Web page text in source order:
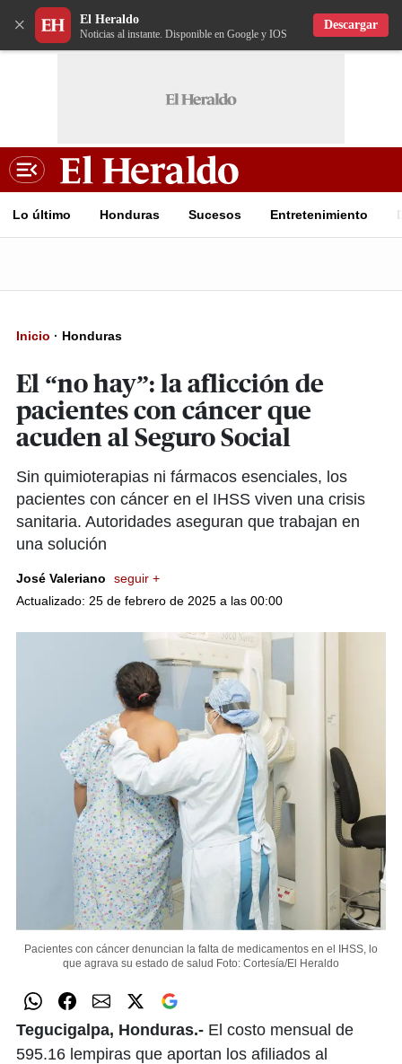
× El Heraldo
Noticias al instante. Disponible en Google y IOS
Descargar
Lo último Honduras Sucesos Entretenimiento
Inicio · Honduras
El “no hay”: la aflicción de
pacientes con cáncer que
acuden al Seguro Social
Sin quimioterapias ni fármacos esenciales, los
pacientes con cáncer en el IHSS viven una crisis
sanitaria. Autoridades aseguran que trabajan en
una solución
José Valeriano
seguir +
Actualizado: 25 de febrero de 2025 a las 00:00
Pacientes con cáncer denuncian la falta de medicamentos en el IHSS, lo
que agrava su estado de salud Foto: Cortesía/El Heraldo
Tegucigalpa, Honduras.- El costo mensual de
595.16 lempiras que aportan los afiliados al